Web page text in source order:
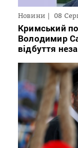
Новини 08
Кримський
Володимир
відбуття